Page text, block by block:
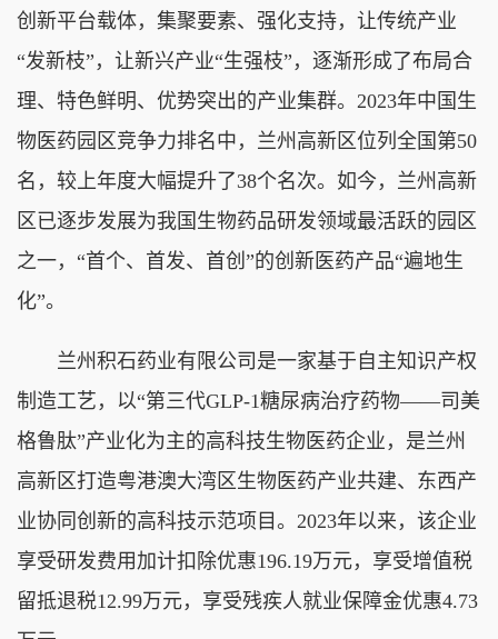
创新平台载体，集聚要素、强化支持，让传统产业
“发新枝”，让新兴产业“生强枝”，逐渐形成了布局合
理、特色鲜明、优势突出的产业集群。2023年中国生
物医药园区竞争力排名中，兰州高新区位列全国第50
名，较上年度大幅提升了38个名次。如今，兰州高新
区已逐步发展为我国生物药品研发领域最活跃的园区
之一，“首个、首发、首创”的创新医药产品“遍地生
化”。
兰州积石药业有限公司是一家基于自主知识产权
制造工艺，以“第三代GLP-1糖尿病治疗药物——司美
格鲁肽”产业化为主的高科技生物医药企业，是兰州
高新区打造粤港澳大湾区生物医药产业共建、东西产
业协同创新的高科技示范项目。2023年以来，该企业
享受研发费用加计扣除优惠196.19万元，享受增值税
留抵退税12.99万元，享受残疾人就业保障金优惠4.73